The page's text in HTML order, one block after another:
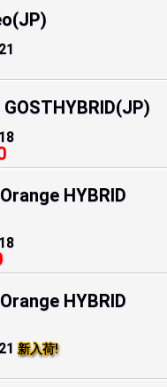
GOSTHYBRID(JP)
HYBRID
HYBRID
新入荷!